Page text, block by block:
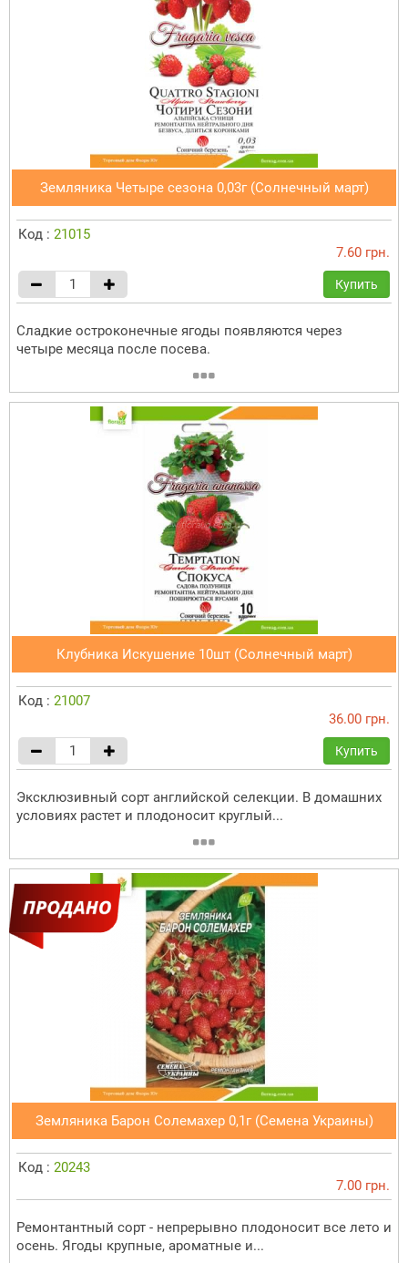
Земляника Четыре сезона 0,03г (Солнечный март)
Код : 21015
7.60 грн.
Купить
Сладкие остроконечные ягоды появляются через
четыре месяца после посева.
Клубника Искушение 10шт (Солнечный март)
Код : 21007
36.00 грн.
Купить
Эксклюзивный сорт английской селекции. В домашних
условиях растет и плодоносит круглый...
Земляника Барон Солемахер 0,1г (Семена Украины)
Код : 20243
7.00 грн.
Ремонтантный сорт - непрерывно плодоносит все лето и
осень. Ягоды крупные, ароматные и...